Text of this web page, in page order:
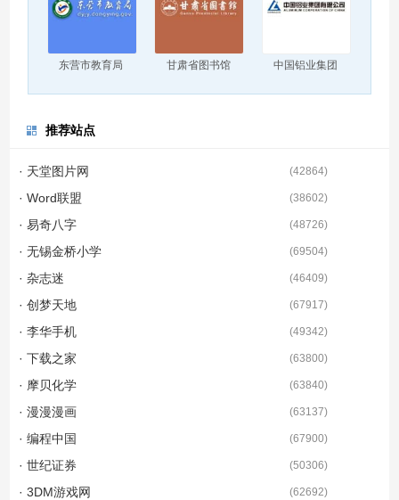
东营市教育局 甘肃省图书馆 中国铝业集团
推荐站点
· 天堂图片网 (42864)
· Word联盟 (38602)
· 易奇八字 (48726)
· 无锡金桥小学 (69504)
· 杂志迷 (46409)
· 创梦天地 (67917)
· 李华手机 (49342)
· 下载之家 (63800)
· 摩贝化学 (63840)
· 漫漫漫画 (63137)
· 编程中国 (67900)
· 世纪证券 (50306)
· 3DM游戏网 (62692)